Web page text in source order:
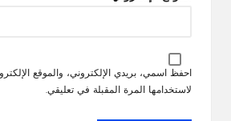
احفظ اسمي، بريدي الإلكتروني، والموقع
لاستخدامها المرة المقبلة في تعليقي.